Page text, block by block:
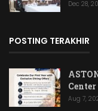
Dec 28,
POSTING TERAKHIR
Aug 7,